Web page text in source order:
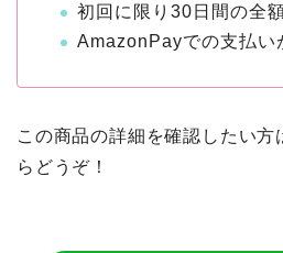
初回に限り30日間の全
AmazonPayでの支払い
この商品の詳細を確認したい方
らどうぞ！